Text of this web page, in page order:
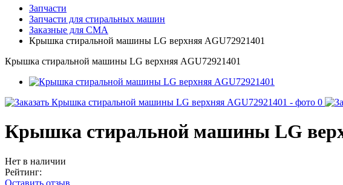
Запчасти
Запчасти для стиральных машин
Заказные для СМА
Крышка стиральной машины LG верхняя AGU72921401
Крышка стиральной машины LG верхняя AGU72921401
Крышка стиральной машины LG
Нет в наличии
Рейтинг:
Оставить отзыв